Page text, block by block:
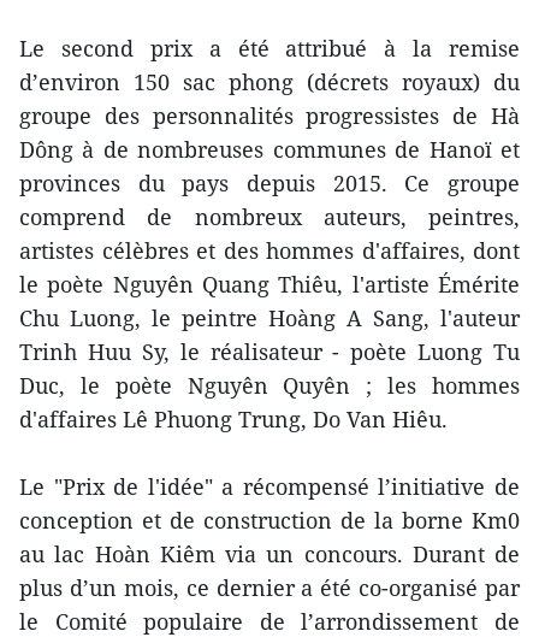
Le second prix a été attribué à la remise
d’environ 150 sac phong (décrets royaux) du
groupe des personnalités progressistes de Hà
Dông à de nombreuses communes de Hanoï et
provinces du pays depuis 2015. Ce groupe
comprend de nombreux auteurs, peintres,
artistes célèbres et des hommes d'affaires, dont
le poète Nguyên Quang Thiêu, l'artiste Émérite
Chu Luong, le peintre Hoàng A Sang, l'auteur
Trinh Huu Sy, le réalisateur - poète Luong Tu
Duc, le poète Nguyên Quyên ; les hommes
d'affaires Lê Phuong Trung, Do Van Hiêu.
Le "Prix de l'idée" a récompensé l’initiative de
conception et de construction de la borne Km0
au lac Hoàn Kiêm via un concours. Durant de
plus d’un mois, ce dernier a été co-organisé par
le Comité populaire de l’arrondissement de